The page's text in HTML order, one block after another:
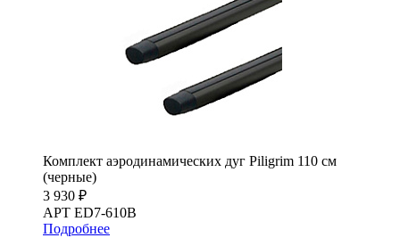
Комплект аэродинамических дуг Piligrim 110 см
(черные)
3 930 ₽
АРТ ED7-610B
Подробнее